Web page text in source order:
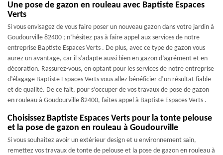
Une pose de gazon en rouleau avec Baptiste Espaces
Verts
Si vous envisagez de vous faire poser un nouveau gazon dans votre jardin à
Goudourville 82400 ; n’hésitez pas à faire appel aux services de notre
entreprise Baptiste Espaces Verts . De plus, avec ce type de gazon vous
aurez un avantage, car il s’adapte aussi bien en gazon d’agrément et en
décoration. Rassurez-vous, en optant pour les services de notre entreprise
d’élagage Baptiste Espaces Verts vous allez bénéficier d’un résultat fiable
et de qualité. De ce fait, pour s’occuper de vos travaux de pose de gazon
en rouleau à Goudourville 82400, faites appel à Baptiste Espaces Verts .
Choisissez Baptiste Espaces Verts pour la tonte pelouse
et la pose de gazon en rouleau à Goudourville
Si vous souhaitez avoir un extérieur design et u environnement sain,
remettez vos travaux de tonte de pelouse et la pose de gazon en rouleau à